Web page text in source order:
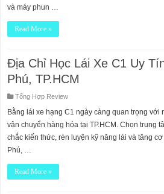
và máy phun …
Read More »
Địa Chỉ Học Lái Xe C1 Uy
Phú, TP.HCM
Tổng Hợp Review
Bằng lái xe hạng C1 ngày càng quan trọng với
vận chuyển hàng hóa tại TP.HCM. Chọn trung
chắc kiến thức, rèn luyện kỹ năng lái và tăng
Phú, …
Read More »